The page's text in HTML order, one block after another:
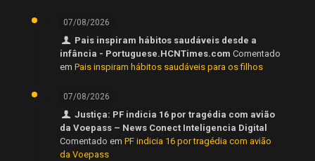
07/08/2026
Pais inspiram hábitos saudáveis desde a
infância - Portuguese.HCNTimes.com Comentado
em Pais inspiram hábitos saudáveis para os filhos
07/08/2026
Justiça: PF indicia 16 por tragédia com avião
da Voepass – News Conect Inteligencia Digital
Comentado em PF indicia 16 por tragédia com avião
da Voepass